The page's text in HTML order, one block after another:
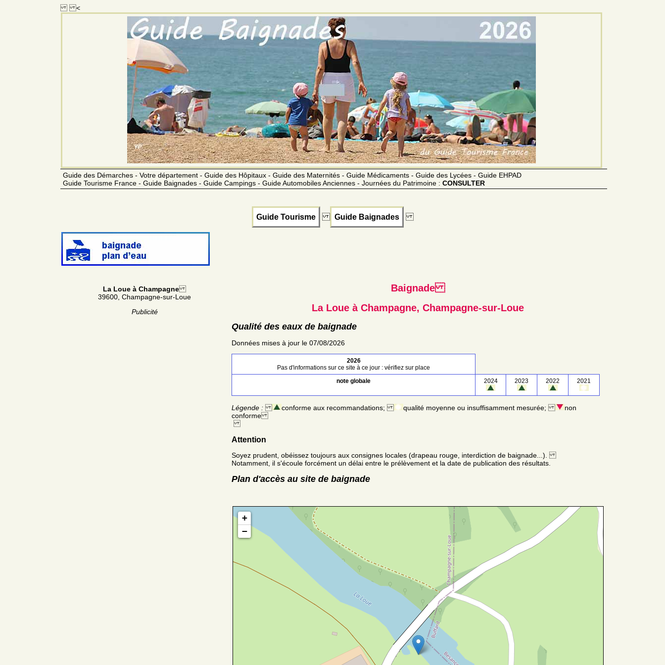
<
Guide des Démarches - Votre département - Guide des Hôpitaux - Guide des Maternités - Guide Médicaments - Guide des Lycées - Guide EHPAD
Guide Tourisme France - Guide Baignades - Guide Campings - Guide Automobiles Anciennes - Journées du Patrimoine : CONSULTER
Guide Tourisme Guide Baignades
La Loue à Champagne
39600, Champagne-sur-Loue
Publicité
Baignade
La Loue à Champagne, Champagne-sur-Loue
Qualité des eaux de baignade
Données mises à jour le 07/08/2026
2026
Pas d'informations sur ce site à ce jour : vérifiez sur place
note globale
2024 2023 2022 2021
Légende : conforme aux recommandations; qualité moyenne ou insuffisamment mesurée;
non
conforme
Attention
Soyez prudent, obéissez toujours aux consignes locales (drapeau rouge, interdiction de baignade...).
Notamment, il s'écoule forcément un délai entre le prélèvement et la date de publication des résultats.
Plan d'accès au site de baignade
+
−